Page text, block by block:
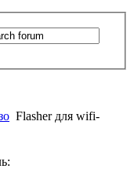
Flasher для wifi-